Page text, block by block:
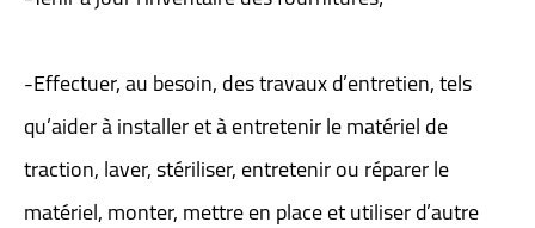
-Effectuer, au besoin, des travaux d’entretien, tels
qu’aider à installer et à entretenir le matériel de
traction, laver, stériliser, entretenir ou réparer le
matériel, monter, mettre en place et utiliser d’autre